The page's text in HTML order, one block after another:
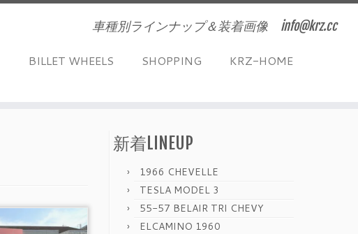
車種別ラインナップ＆装着画像 info@krz.cc
BILLET WHEELS SHOPPING
KRZ-HOME
新着LINEUP
1966 CHEVELLE
TESLA MODEL 3
55-57 BELAIR TRI CHEVY
ELCAMINO 1960